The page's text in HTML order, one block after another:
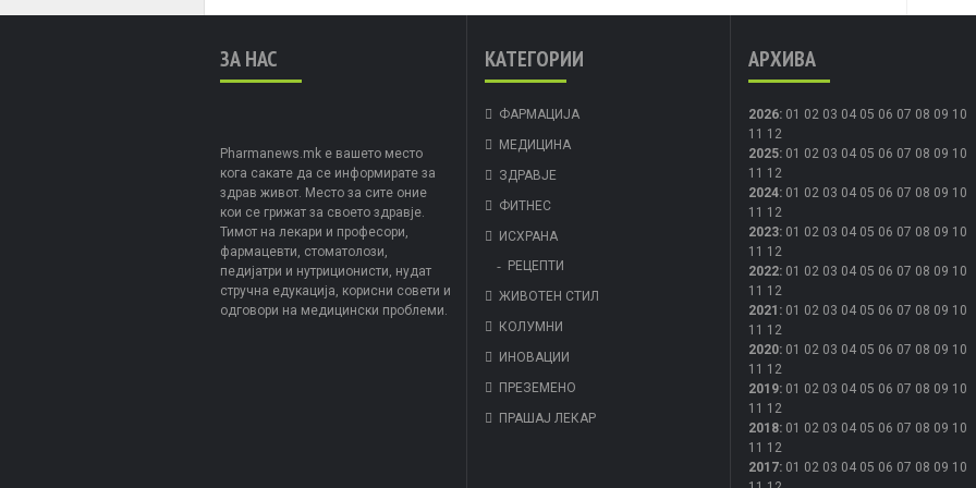
ЗА НАС
Pharmanews.mk е вашето место
кога сакате да се информирате за
здрав живот. Место за сите оние
кои се грижат за своето здравје.
Тимот на лекари и професори,
фармацевти, стоматолози,
педијатри и нутриционисти, нудат
стручна едукација, корисни совети и
одговори на медицински проблеми.
КАТЕГОРИИ
ФАРМАЦИЈА
МЕДИЦИНА
ЗДРАВЈЕ
ФИТНЕС
ИСХРАНА
РЕЦЕПТИ
ЖИВОТЕН СТИЛ
КОЛУМНИ
ИНОВАЦИИ
ПРЕЗЕМЕНО
ПРАШАЈ ЛЕКАР
АРХИВА
2026: 01 02 03 04 05 06 07 08 09 10
11 12
2025: 01 02 03 04 05 06 07 08 09 10
11 12
2024: 01 02 03 04 05 06 07 08 09 10
11 12
2023: 01 02 03 04 05 06 07 08 09 10
11 12
2022: 01 02 03 04 05 06 07 08 09 10
11 12
2021 : 01 02 03 04 05 06 07 08 09 10
11 12
2020: 01 02 03 04 05 06 07 08 09 10
11 12
2019: 01 02 03 04 05 06 07 08 09 10
11 12
2018: 01 02 03 04 05 06 07 08 09 10
11 12
2017: 01 02 03 04 05 06 07 08 09 10